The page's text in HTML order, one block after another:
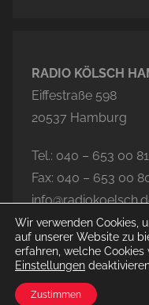
RADIO KÖLSCH
Eiffestraße 598
20537 Hamburg
Tel.: 040 – 653 00 81
Fax: 040 – 653 00
© 2020-2026
Wir verwenden Cookies,
auf unserer Website zu
erfahren, welche
Einstellungen
Zustimmen